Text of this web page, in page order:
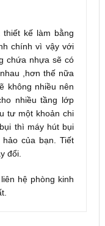
kế làm bằng
chính vì vậy với
chứa nhựa sẽ có
,hơn thế nữa
không nhiều nên
nhiều tầng lớp
tư một khoản chi
thì máy hút bụi
của bạn. Tiết
đổi.
hệ phòng kinh